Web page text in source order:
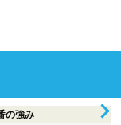
の強み